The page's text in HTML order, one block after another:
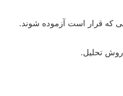
که قرار است آزموده شوند.
روش تحلیل.